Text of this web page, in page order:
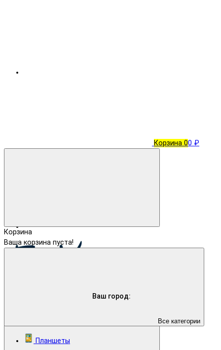
Ваш город:
Корзина 00 ₽
Корзина
Ваша корзина пуста!
Все категории
Планшеты